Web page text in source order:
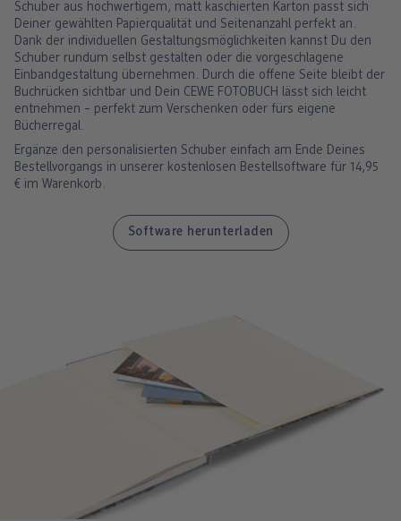
Schuber aus hochwertigem, matt kaschierten Karton passt sich
Deiner gewählten Papierqualität und Seitenanzahl perfekt an.
Dank der individuellen Gestaltungsmöglichkeiten kannst Du den
Schuber rundum selbst gestalten oder die vorgeschlagene
Einbandgestaltung übernehmen. Durch die offene Seite bleibt der
Buchrücken sichtbar und Dein CEWE FOTOBUCH lässt sich leicht
entnehmen – perfekt zum Verschenken oder fürs eigene
Bücherregal.
Ergänze den personalisierten Schuber einfach am Ende Deines
Bestellvorgangs in unserer kostenlosen Bestellsoftware für 14,95
€ im Warenkorb.
Software herunterladen